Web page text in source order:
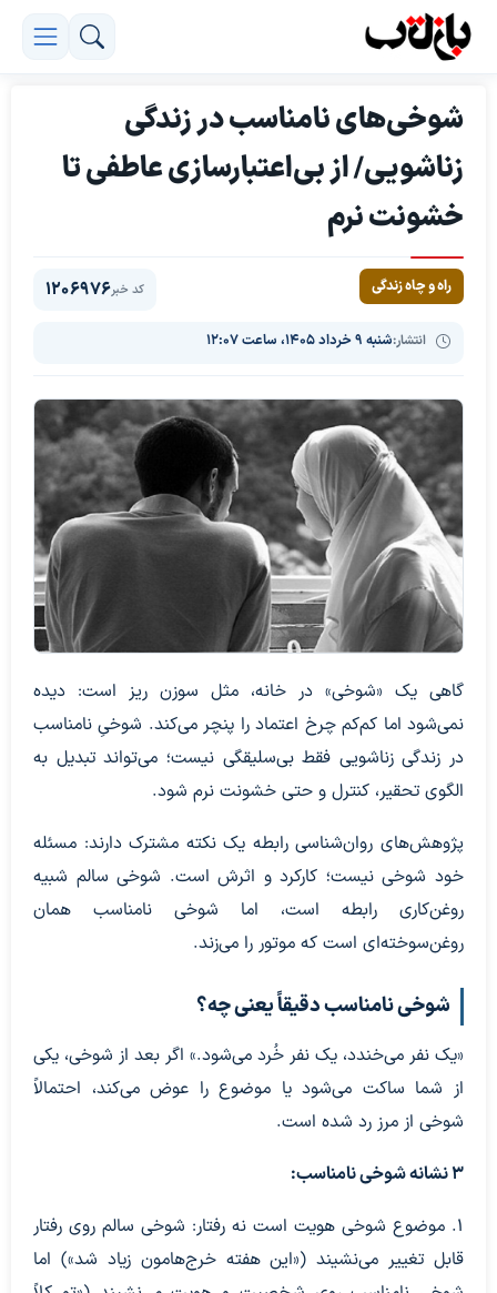
شوخی‌های نامناسب در زندگی
زناشویی/ از بی‌اعتبارسازی عاطفی تا
خشونت نرم
راه و چاه زندگی
انتشار:شنبه ۹ خرداد ۱۴۰۵، ساعت ۱۲:۰۷
کد خبر1206976
گاهی یک «شوخی» در خانه، مثل سوزن ریز است: دیده
نمی‌شود اما کم‌کم چرخ اعتماد را پنچر می‌کند. شوخیِ نامناسب
در زندگی زناشویی فقط بی‌سلیقگی نیست؛ می‌تواند تبدیل به
الگوی تحقیر، کنترل و حتی خشونت نرم شود.
پژوهش‌های روان‌شناسی رابطه یک نکته مشترک دارند: مسئله
خود شوخی نیست؛ کارکرد و اثرش است. شوخی سالم شبیه
روغن‌کاری رابطه است، اما شوخی نامناسب همان
روغن‌سوخته‌ای است که موتور را می‌زند.
شوخی نامناسب دقیقاً یعنی چه؟
«یک نفر می‌خندد، یک نفر خُرد می‌شود.» اگر بعد از شوخی، یکی
از شما ساکت می‌شود یا موضوع را عوض می‌کند، احتمالاً
شوخی از مرز رد شده است.
۳ نشانه شوخی نامناسب:
۱. موضوع شوخی هویت است نه رفتار: شوخی سالم روی رفتار
قابل تغییر می‌نشیند («این هفته خرج‌هامون زیاد شد») اما